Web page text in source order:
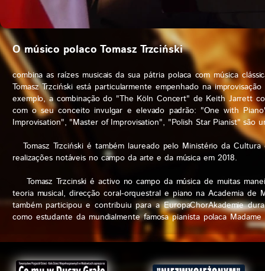
O músico polaco Tomasz Trzciński
combina as raízes musicais da sua pátria polaca com música
Tomasz Trzciński está particularmente empenhado na
exemplo, a combinação do "The Köln Concert" de Keith Jarrett
com o seu conceito invulgar e elevado padrão: "One with
Improvisation", "Master of Improvisation", "Polish Star Pianist" são
Tomasz Trzciński é também laureado pelo Ministério da
realizações notáveis no campo da arte e da música em 2018.
Tomasz Trzcinski é activo no campo da música de muitas
teoria musical, direcção coral-orquestral e piano na Academia de
também participou e contribuiu para a EuropaChorAkademie
como estudante da mundialmente famosa pianista polaca
Manfred Reichert (antigo líder do "Ensemble 13") na música do
Stefański. Tomasz Trzcinski foi um participante activo no
Gerd Albrecht, Sylvain Cambreling, Pierre Boulez e Sir Simon
trabalho artístico, combina as raízes da sua pátria polaca com a